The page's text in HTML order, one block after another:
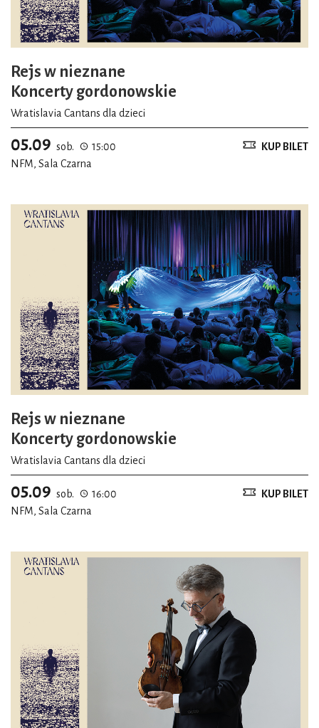
Rejs w nieznane
Koncerty gordonowskie
Wratislavia Cantans dla dzieci
05.09 sob.
15:00
NFM, Sala Czarna
KUP BILET
Rejs w nieznane
Koncerty gordonowskie
Wratislavia Cantans dla dzieci
05.09 sob.
16:00
NFM, Sala Czarna
KUP BILET